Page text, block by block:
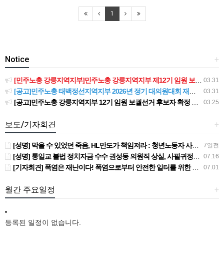
1
+
Notice
03.31
[민주노총 강릉지역지부]민주노총 강릉지역지부 제12기 임원 보궐선거결과 공고
03.31
[공고]민주노총 태백정선지역지부 2026년 정기 대의원대회 재소집 건
03.25
[공고]민주노총 강릉지역지부 12기 임원 보궐선거 후보자 확정 공고
+
보도/기자회견
7일전
[성명] 막을 수 있었던 죽음, HL만도가 책임져라 : 청년노동자 사망사고의 철저한 진상규명과 재발방지 대책 마련하라
07.16
[성명] 통일교 불법 정치자금 수수 권성동 의원직 상실, 사필귀정이다
07.01
[기자회견] 폭염은 재난이다! 폭염으로부터 안전한 일터를 위한 민주노총 강원지역본부 폭염감시단 선포 기자회견
+
월간 주요일정
등록된 일정이 없습니다.